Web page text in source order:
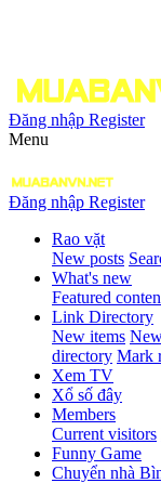
Đăng nhập Register
Menu
Đăng nhập Register
Rao vặt
New posts
What's new
Featured
Link Directory
New items
directory Mark
Xem TV
Xổ số đây
Members
Current visitors
Funny Game
Chuyển nhà